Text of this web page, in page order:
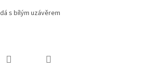
s bílým uzávěrem